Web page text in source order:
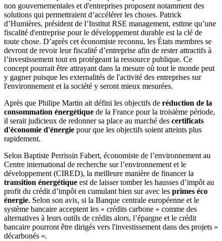
non gouvernementales et d'entreprises proposent notamment des
solutions qui permettraient d’accélérer les choses. Patrick
d’Humières, président de l’Institut RSE management, estime qu’une
fiscalité d'entreprise pour le développement durable est la clé de
toute chose. D’après cet économiste reconnu, les États membres se
devront de revoir leur fiscalité d’entreprise afin de rester attractifs à
l’investissement tout en protégeant la ressource publique. Ce
concept pourrait être attrayant dans la mesure où tout le monde peut
y gagner puisque les externalités de l'activité des entreprises sur
l'environnement et la société y seront mieux mesurées.
Après que Philipe Martin ait défini les objectifs de réduction de la
consommation énergétique de la France pour la troisième période,
il serait judicieux de redonner sa place au marché des certificats
d'économie d'énergie pour que les objectifs soient atteints plus
rapidement.
Selon Baptiste Perrissin Fabert, économiste de l’environnement au
Centre international de recherche sur l’environnement et le
développement (CIRED), la meilleure manière de financer la
transition énergétique est de laisser tomber les hausses d’impôt au
profit du crédit d’impôt en cumulant bien sur avec les primes éco
énergie. Selon son avis, si la Banque centrale européenne et le
système bancaire acceptent les « crédits carbone » comme des
alternatives à leurs outils de crédits alors, l’épargne et le crédit
bancaire pourront être dirigés vers l'investissement dans des projets «
décarbonés ».